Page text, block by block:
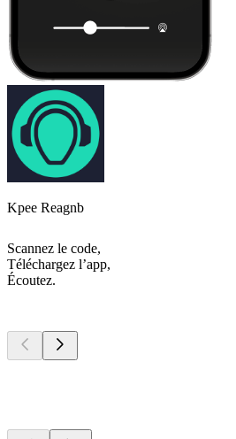
Kpee Reagnb
Scannez le code,
Téléchargez l’app,
Écoutez.